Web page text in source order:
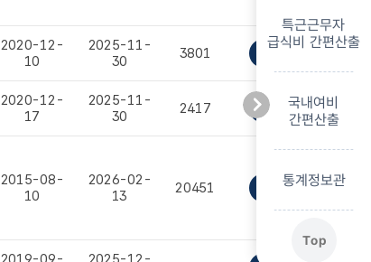
2020-12-
10
2025-11-
30
3801 상세보기
2020-12-
17
2025-11-
30
2417 상세보기
2015-08-
10
2026-02-
13
20451 상세보기
특근근무자
급식비 간편산출
국내여비
간편산출
통계정보관
Top